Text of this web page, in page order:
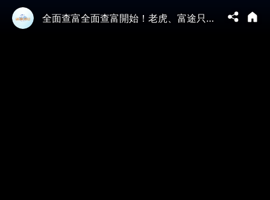
全面查富全面查富開始！老虎、富途只是前菜；中國富人被關門打狗、放狗和攔狗（文昭談古論今1707期）